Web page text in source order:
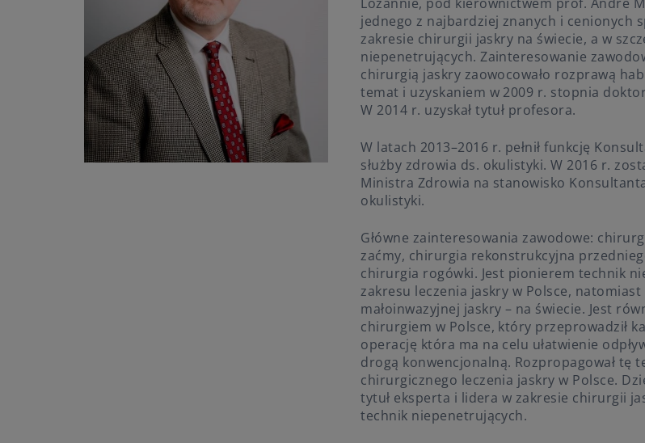
jednego z najbardziej znanych i cenionych
zakresie chirurgii jaskry na świecie, a w
niepenetrujących. Zainteresowanie
chirurgią jaskry zaowocowało rozprawą
temat i uzyskaniem w 2009 r. stopnia
W 2014 r. uzyskał tytuł profesora.
W latach 2013–2016 r. pełnił funkcję
służby zdrowia ds. okulistyki. W 2016 r.
Ministra Zdrowia na stanowisko
okulistyki.
Główne zainteresowania zawodowe:
zaćmy, chirurgia rekonstrukcyjna
chirurgia rogówki. Jest pionierem technik
zakresu leczenia jaskry w Polsce,
małoinwazyjnej jaskry – na świecie. Jest
chirurgiem w Polsce, który przeprowadził
operację która ma na celu ułatwienie
drogą konwencjonalną. Rozpropagował tę
chirurgicznego leczenia jaskry w Polsce.
tytuł eksperta i lidera w zakresie chirurgii
technik niepenetrujących.